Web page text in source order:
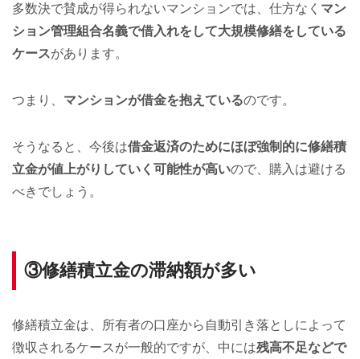
多数決で賛成が得られないマンションでは、仕方なく マン
ション管理組合名義で借入れをして大規模修繕をしている
ケースがあります。
つまり、 マンションが借金を抱えているのです。
そうなると、今後は借金返済のためにほぼ強制的に修繕積
立金が値上がりしていく可能性が高いので、購入は避ける
べきでしょう。
③修繕積立金の滞納額が多い
修繕積立金は、所有者の口座から自動引き落としによって
徴収されるケースが一般的ですが、中には残高不足などで